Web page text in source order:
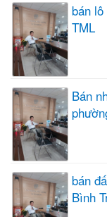
bán
TML
Bán
bán
Bình